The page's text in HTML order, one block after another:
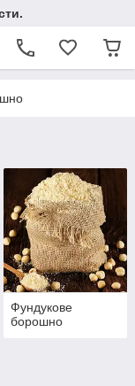
Фундукове
борошно